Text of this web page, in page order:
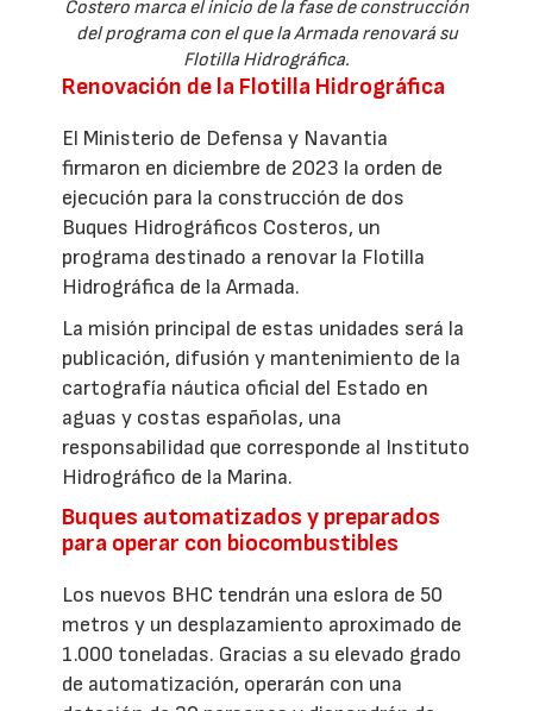
Costero marca el inicio de la fase de construcción
del programa con el que la Armada renovará su
Flotilla Hidrográfica.
Renovación de la Flotilla Hidrográfica
El Ministerio de Defensa y Navantia
firmaron en diciembre de 2023 la orden de
ejecución para la construcción de dos
Buques Hidrográficos Costeros, un
programa destinado a renovar la Flotilla
Hidrográfica de la Armada.
La misión principal de estas unidades será la
publicación, difusión y mantenimiento de la
cartografía náutica oficial del Estado en
aguas y costas españolas, una
responsabilidad que corresponde al Instituto
Hidrográfico de la Marina.
Buques automatizados y preparados
para operar con biocombustibles
Los nuevos BHC tendrán una eslora de 50
metros y un desplazamiento aproximado de
1.000 toneladas. Gracias a su elevado grado
de automatización, operarán con una